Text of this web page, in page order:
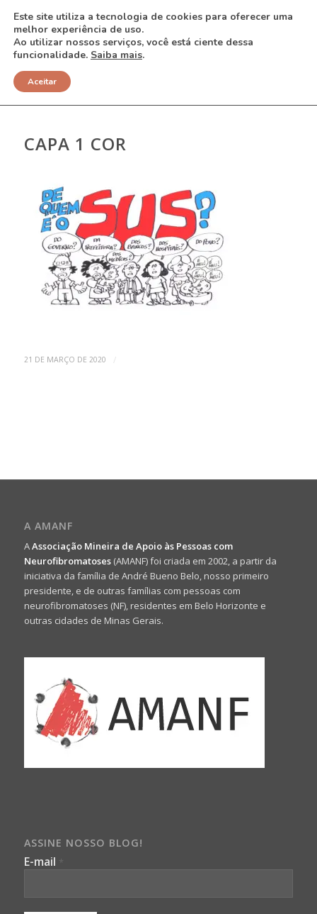
NOTÍCIAS
CAPA 1 COR
21 DE MARÇO DE 2020 /
A AMANF
AAssociação Mineira de Apoio às Pessoas com
Neurofibromatoses(AMANF) foi criada em 2002, a partir da
iniciativa da família de André Bueno Belo, nosso primeiro
presidente, e de outras famílias com pessoas com
neurofibromatoses (NF), residentes em Belo Horizonte e
outras cidades de Minas Gerais.
ASSINE NOSSO BLOG!
E-mail *
Este site utiliza a tecnologia de cookies para oferecer uma
melhor experiência de uso.
Ao utilizar nossos serviços, você está ciente dessa
funcionalidade. Saiba mais.
Aceitar